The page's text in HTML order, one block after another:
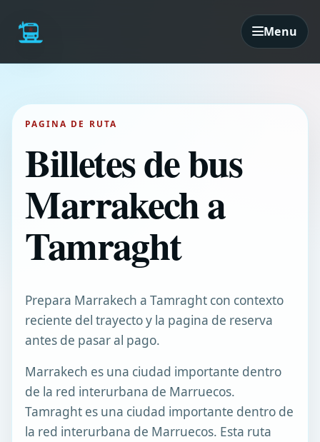
Menu
PAGINA DE RUTA
Billetes de bus
Marrakech a
Tamraght
Prepara Marrakech a Tamraght con contexto
reciente del trayecto y la pagina de reserva
antes de pasar al pago.
Marrakech es una ciudad importante dentro
de la red interurbana de Marruecos.
Tamraght es una ciudad importante dentro de
la red interurbana de Marruecos. Esta ruta